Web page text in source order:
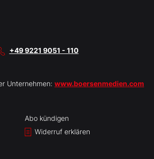
+49 9221 9051 - 110
Unternehmen: www.boersenmedien.com
Abo kündigen
Widerruf erklären